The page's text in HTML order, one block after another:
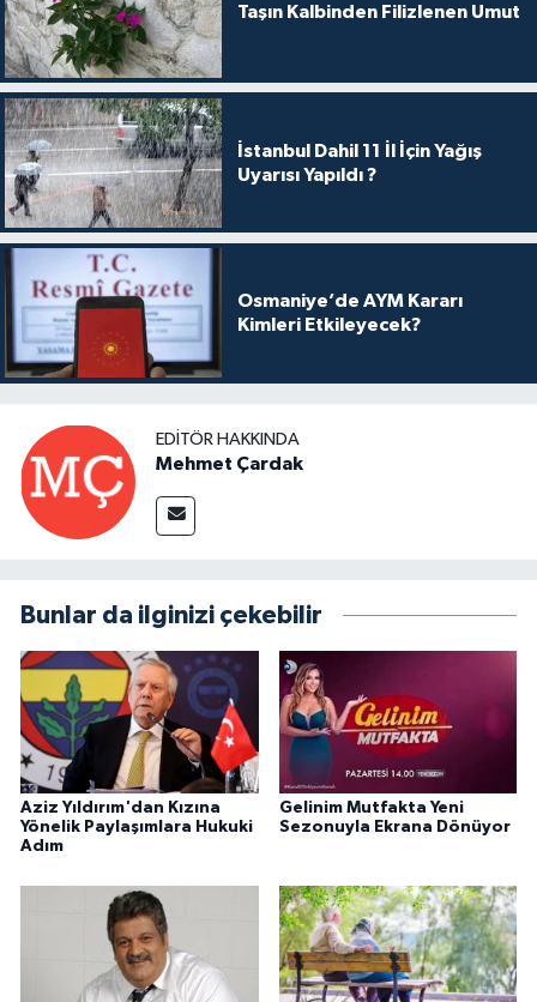
Taşın Kalbinden Filizlenen Umut
İstanbul Dahil 11 İl İçin Yağış
Uyarısı Yapıldı ?
Osmaniye’de AYM Kararı
Kimleri Etkileyecek?
EDITÖR HAKKINDA
Mehmet Çardak
Bunlar da ilginizi çekebilir
Aziz Yıldırım'dan Kızına
Yönelik Paylaşımlara Hukuki
Adım
Gelinim Mutfakta Yeni
Sezonuyla Ekrana Dönüyor